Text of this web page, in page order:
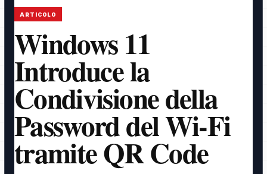
ARTICOLO
Windows 11
Introduce la
Condivisione della
Password del Wi-Fi
tramite QR Code